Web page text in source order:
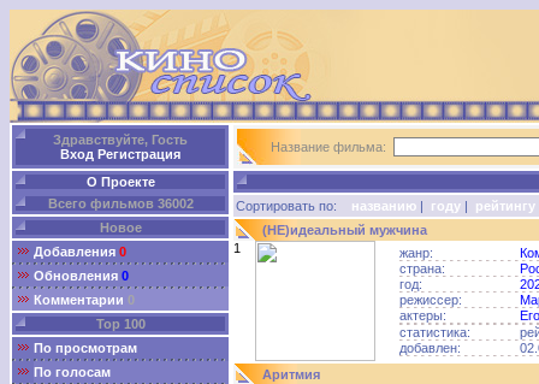
Здравствуйте, Гость
Вход Регистрация
О Проекте
Всего фильмов 36002
Новое
Добавления 0
Обновления 0
Комментарии 0
Top 100
По просмотрам
По голосам
Название фильма:
Сортировать по: названию | году | рейтингу
(НЕ)идеальный мужчина
1
жанр:
страна:
год:
режиссер:
актеры:
статистика:
добавлен:
Аритмия